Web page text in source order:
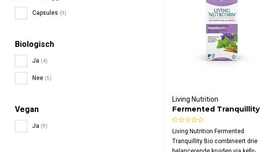
Capsules (9)
Biologisch
Ja (4)
Nee (5)
Vegan
Ja (9)
Living Nutrition
Fermented Tranquillity
Bio
Living Nutrition Fermented
Tranquillity Bio combineert drie